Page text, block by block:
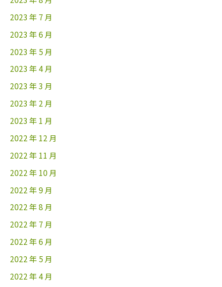
2023 年 7 月
2023 年 6 月
2023 年 5 月
2023 年 4 月
2023 年 3 月
2023 年 2 月
2023 年 1 月
2022 年 12 月
2022 年 11 月
2022 年 10 月
2022 年 9 月
2022 年 8 月
2022 年 7 月
2022 年 6 月
2022 年 5 月
2022 年 4 月